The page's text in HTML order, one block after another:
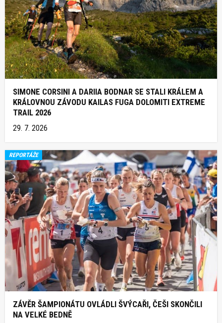
SIMONE CORSINI A DARIIA BODNAR SE STALI KRÁLEM A
KRÁLOVNOU ZÁVODU KAILAS FUGA DOLOMITI EXTREME
TRAIL 2026
29. 7. 2026
REPORTÁŽE
ZÁVĚR ŠAMPIONÁTU OVLÁDLI ŠVÝCAŘI, ČEŠI SKONČILI
NA VELKÉ BEDNĚ